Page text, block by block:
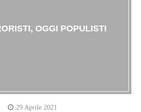
OGGI POPULISTI
29 Aprile 2021